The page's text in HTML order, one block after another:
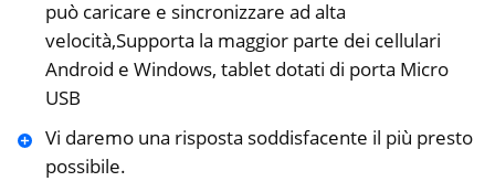
può caricare e sincronizzare ad alta
velocità,Supporta la maggior parte dei cellulari
Android e Windows, tablet dotati di porta Micro
USB
Vi daremo una risposta soddisfacente il più presto
possibile.